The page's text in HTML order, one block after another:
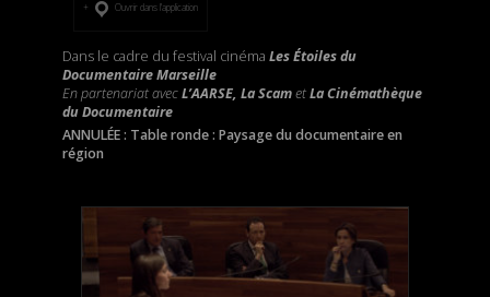
Ouvrir dans l’application
Dans le cadre du festival cinéma Les Étoiles du
Documentaire Marseille
En partenariat avecL’AARSE, La ScametLa Cinémathèque
du Documentaire
ANNULÉE : Table ronde : Paysage du documentaire en
région